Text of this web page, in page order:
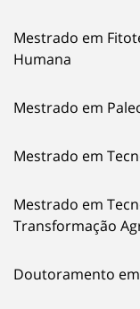
Mestrado em
Humana
Mestrado em
Mestrado em
Mestrado em
Transformação
Doutoramento